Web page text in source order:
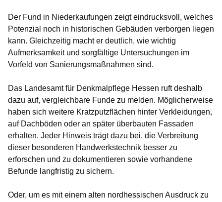
Der Fund in Niederkaufungen zeigt eindrucksvoll, welches
Potenzial noch in historischen Gebäuden verborgen liegen
kann. Gleichzeitig macht er deutlich, wie wichtig
Aufmerksamkeit und sorgfältige Untersuchungen im
Vorfeld von Sanierungsmaßnahmen sind.
Das Landesamt für Denkmalpflege Hessen ruft deshalb
dazu auf, vergleichbare Funde zu melden. Möglicherweise
haben sich weitere Kratzputzflächen hinter Verkleidungen,
auf Dachböden oder an später überbauten Fassaden
erhalten. Jeder Hinweis trägt dazu bei, die Verbreitung
dieser besonderen Handwerkstechnik besser zu
erforschen und zu dokumentieren sowie vorhandene
Befunde langfristig zu sichern.
Oder, um es mit einem alten nordhessischen Ausdruck zu